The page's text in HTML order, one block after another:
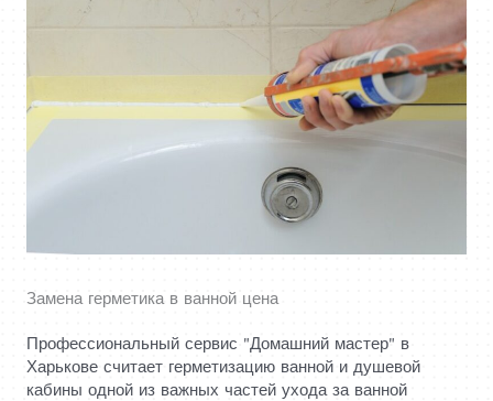
Замена герметика в ванной цена
Профессиональный сервис "Домашний мастер" в
Харькове считает герметизацию ванной и душевой
кабины одной из важных частей ухода за ванной